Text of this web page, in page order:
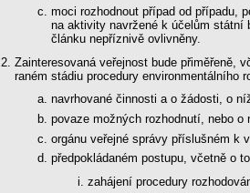
moci rozhodnout případ od případu,
na aktivity navržené k účelům
článku nepříznivě ovlivněny.
Zainteresovaná veřejnost bude přiměřeně,
raném stádiu procedury environmentálního
navrhované činnosti a o žádosti, o
povaze možných rozhodnutí, nebo o
orgánu veřejné správy příslušném k
předpokládaném postupu, včetně o
zahájení procedury